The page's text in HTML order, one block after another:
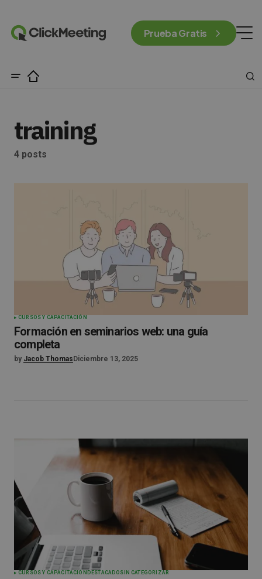
Prueba Gratis
training
4 posts
CURSOS Y CAPACITACIÓN
Formación en seminarios web: una guía
completa
by Jacob Thomas Diciembre 13, 2025
CURSOS Y CAPACITACIÓN DESTACADO SIN CATEGORIZAR